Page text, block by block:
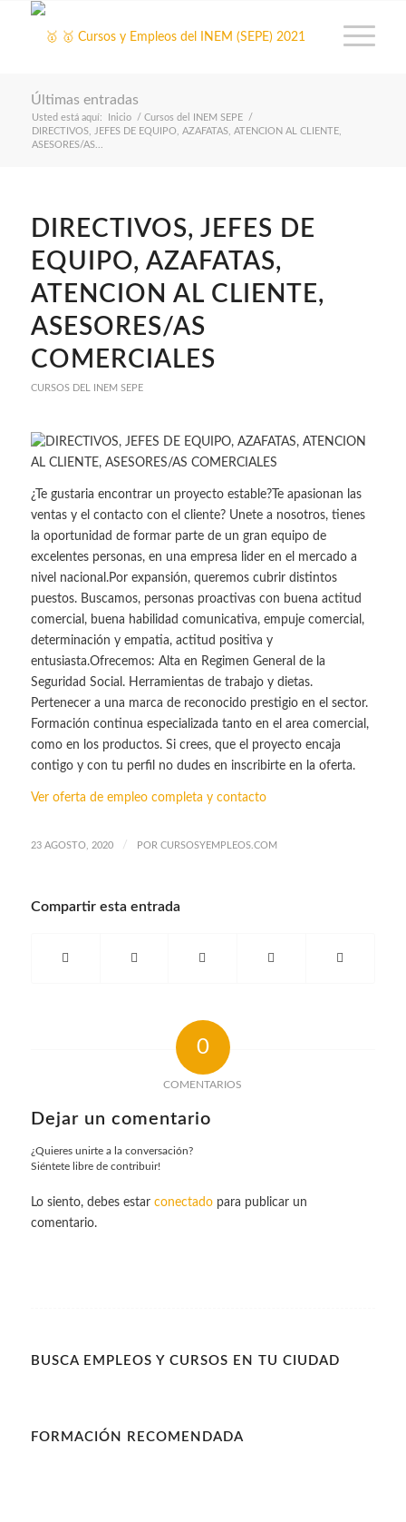
Últimas entradas
Usted está aquí: Inicio / Cursos del INEM SEPE
/
DIRECTIVOS, JEFES DE EQUIPO, AZAFATAS, ATENCION AL CLIENTE,
ASESORES/AS...
DIRECTIVOS, JEFES DE
EQUIPO, AZAFATAS,
ATENCION AL CLIENTE,
ASESORES/AS
COMERCIALES
CURSOS DEL INEM SEPE
¿Te gustaria encontrar un proyecto estable?Te apasionan las
ventas y el contacto con el cliente? Unete a nosotros, tienes
la oportunidad de formar parte de un gran equipo de
excelentes personas, en una empresa lider en el mercado a
nivel nacional.Por expansión, queremos cubrir distintos
puestos. Buscamos, personas proactivas con buena actitud
comercial, buena habilidad comunicativa, empuje comercial,
determinación y empatia, actitud positiva y
entusiasta.Ofrecemos: Alta en Regimen General de la
Seguridad Social. Herramientas de trabajo y dietas.
Pertenecer a una marca de reconocido prestigio en el sector.
Formación continua especializada tanto en el area comercial,
como en los productos. Si crees, que el proyecto encaja
contigo y con tu perfil no dudes en inscribirte en la oferta.
Ver oferta de empleo completa y contacto
23 AGOSTO, 2020 / POR CURSOSYEMPLEOS.COM
Compartir esta entrada
0
COMENTARIOS
Dejar un comentario
¿Quieres unirte a la conversación?
Siéntete libre de contribuir!
Lo siento, debes estar conectadopara publicar un
comentario.
BUSCA EMPLEOS Y CURSOS EN TU CIUDAD
FORMACIÓN RECOMENDADA